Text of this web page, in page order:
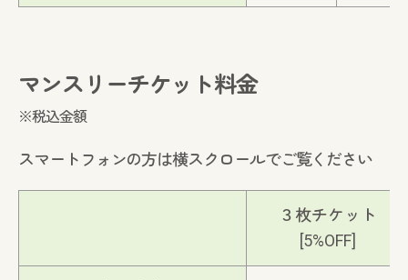
マンスリーチケット料金
※税込金額
スマートフォンの方は横スクロールでご覧ください
３枚チケット
[5%OFF]